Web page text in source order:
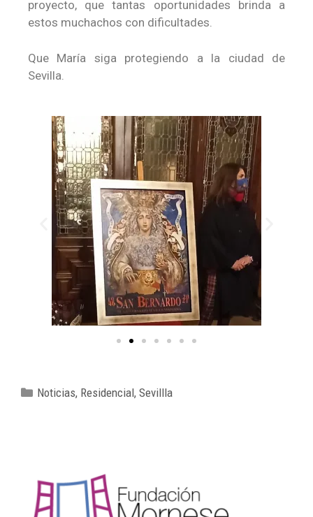
proyecto, que tantas oportunidades brinda a
estos muchachos con dificultades.
Que María siga protegiendo a la ciudad de
Sevilla.
Noticias, Residencial,Sevillla